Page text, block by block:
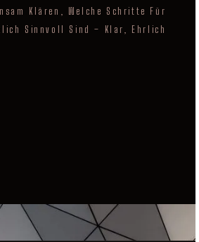
Klären, Welche Schritte Für
Sinnvoll Sind – Klar, Ehrlich